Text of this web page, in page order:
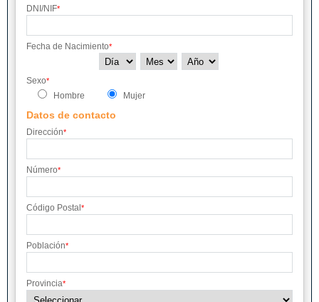
DNI/NIF*
Fecha de Nacimiento*
Sexo*
Hombre Mujer
Datos de contacto
Dirección*
Número*
Código Postal *
Población*
Provincia*